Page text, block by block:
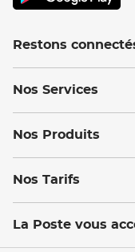
Restons
Nos Services
Nos Produits
Nos Tarifs
La Poste vous